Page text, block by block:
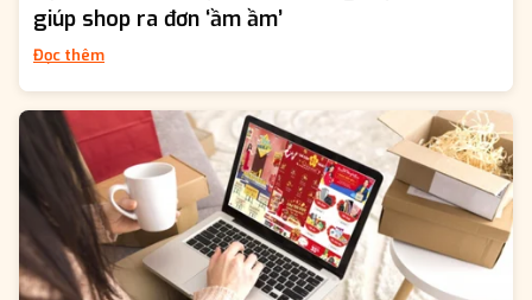
giúp shop ra đơn ‘ầm ầm’
Đọc thêm